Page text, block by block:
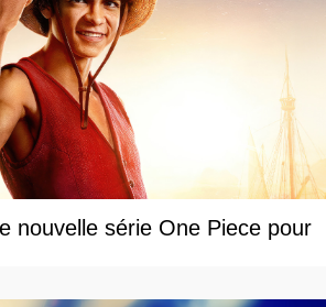
nouvelle série One Piece pour